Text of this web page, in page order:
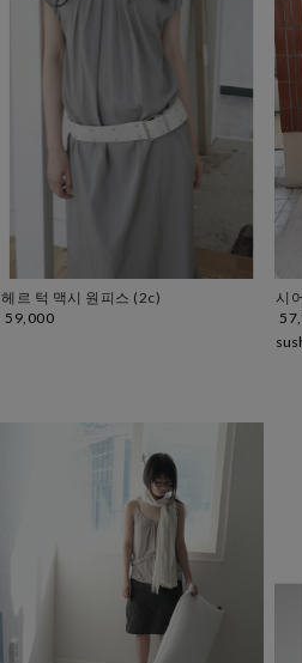
헤르 턱 맥시 원피스 (2c)
59,000
시